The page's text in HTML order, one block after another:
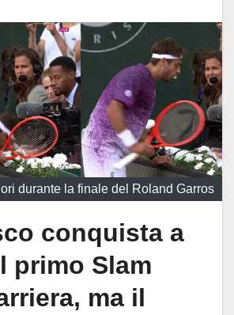
durante la finale del Roland Garros
conquista a
primo Slam
ma il